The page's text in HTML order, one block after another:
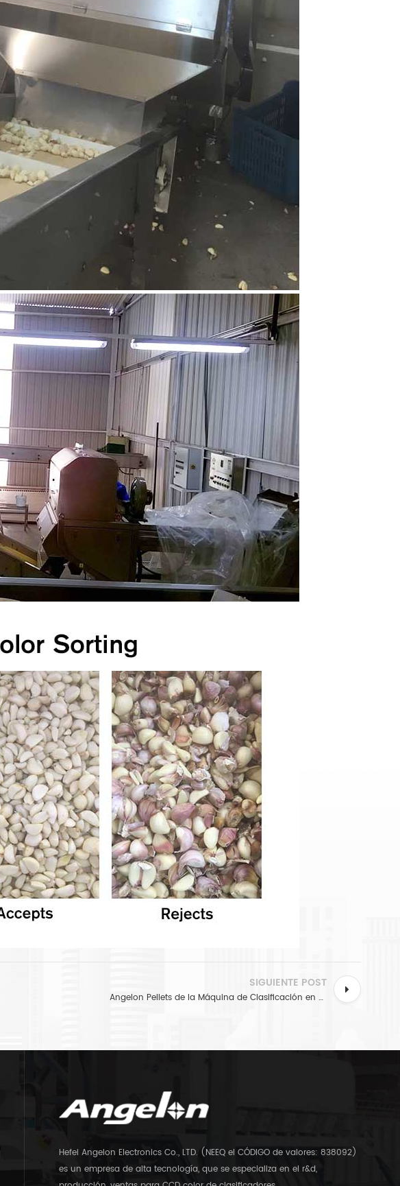
SIGUIENTE POST
Angelon Pellets de la Máquina de Clasificación en Michigan
Hefei Angelon Electronics Co., LTD. (NEEQ el CÓDIGO de valores: 838092)
es un empresa de alta tecnología, que se especializa en el r&d,